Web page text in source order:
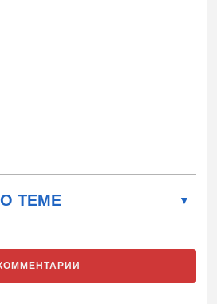
ТЕМЕ